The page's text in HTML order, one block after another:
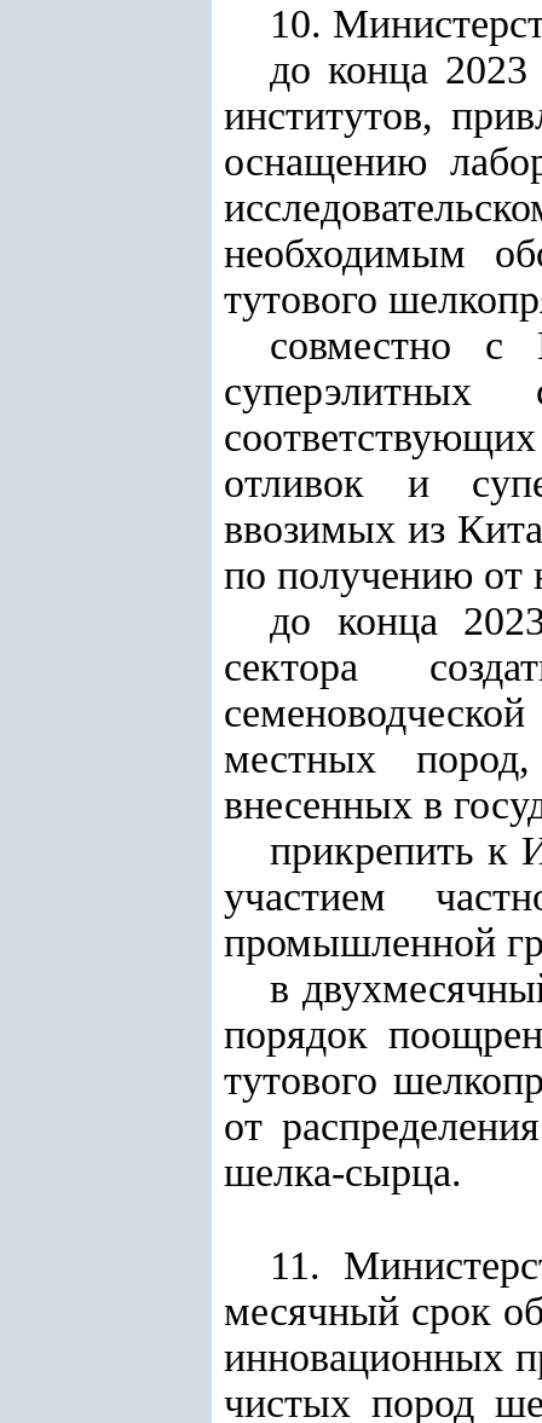
10.
до конца
институтов,
оснащению
необходимым
тутового
совместно с
отливок и
ввозимых из
по получению от
до конца
сектора
местных
внесенных в
прикрепить к
участием
промышленной
в
порядок
тутового
от
шелка-сырца.
11.
месячный срок
инновационных
чистых пород